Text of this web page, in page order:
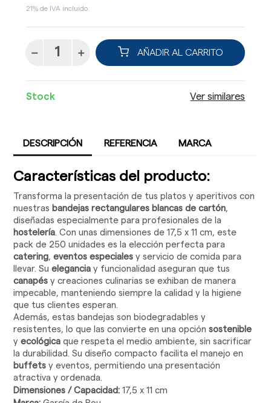
21% de IVA incluido.
AÑADIR AL CARRITO
Stock Ver similares
DESCRIPCIÓN REFERENCIA MARCA
Características del producto:
Transforma la presentación de tus platos y aperitivos con
nuestras bandejas rectangulares blancas de cartón,
diseñadas especialmente para profesionales de la
hostelería. Con unas dimensiones de 17,5 x 11 cm, este
pack de 250 unidades es la elección perfecta para
catering,eventos especiales y servicio de comida para
llevar. Suelegancia y funcionalidad aseguran que tus
canapés y creaciones culinarias se exhiban de manera
impecable, manteniendo siempre la calidad y la higiene
que tus clientes esperan.
Además, estas bandejas son biodegradables y
resistentes, lo que las convierte en una opciónsostenible
yecológica que respeta el medio ambiente, sin sacrificar
la durabilidad. Su diseño compacto facilita el manejo en
buffets y eventos, permitiendo una presentación
atractiva y ordenada.
Dimensiones / Capacidad: 17,5 x 11 cm